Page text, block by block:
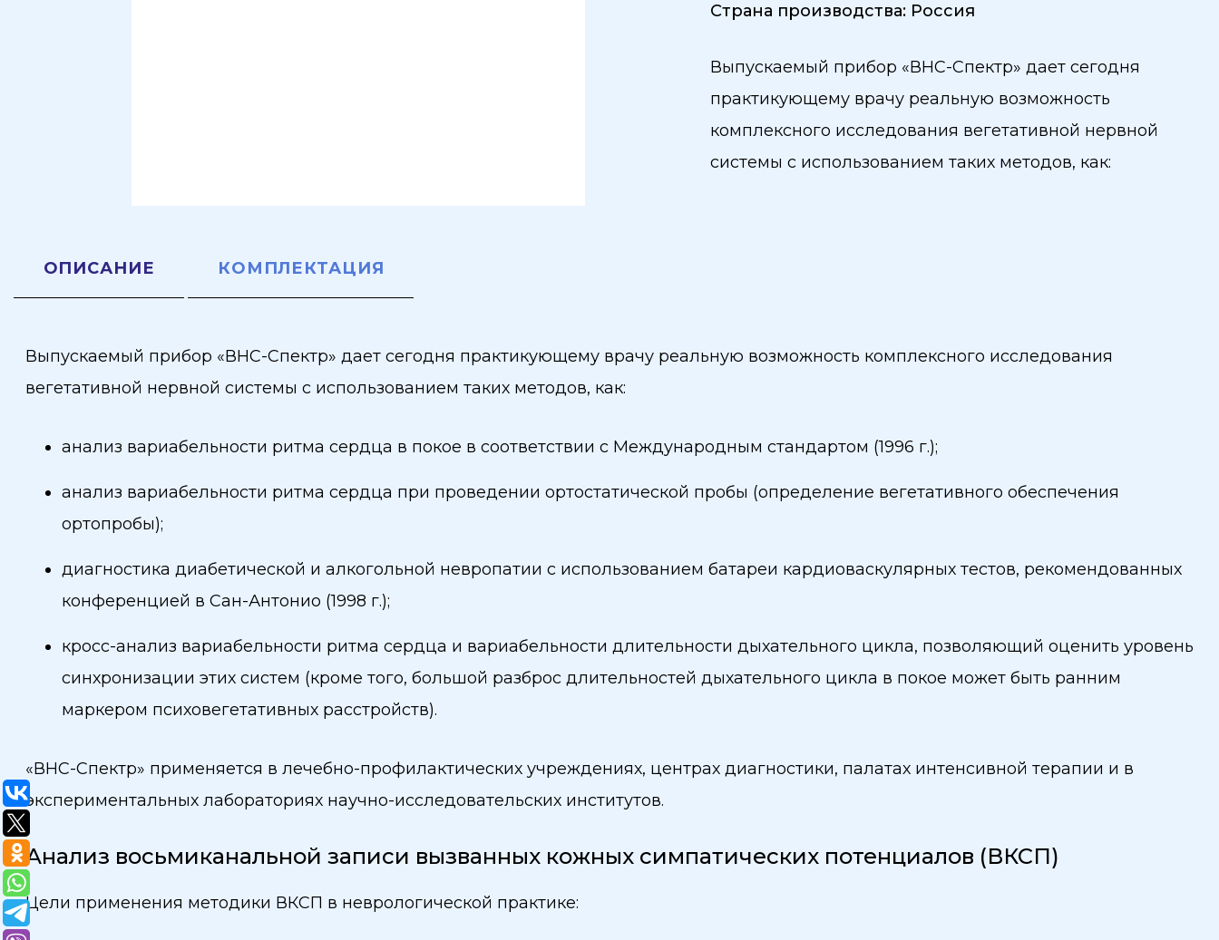
Страна производства: Россия
Выпускаемый прибор «ВНС-Спектр» дает сегодня
практикующему врачу реальную возможность
комплексного исследования вегетативной нервной
системы с использованием таких методов, как:
ОПИСАНИЕ
Выпускаемый прибор «ВНС-Спектр» дает сегодня практикующему врачу реальную возможность комплексного исследования
вегетативной нервной системы с использованием таких методов, как:
анализ вариабельности ритма сердца в покое в соответствии с Международным стандартом (1996 г.);
анализ вариабельности ритма сердца при проведении ортостатической пробы (определение вегетативного обеспечения
ортопробы);
диагностика диабетической и алкогольной невропатии с использованием батареи кардиоваскулярных тестов, рекомендованных
конференцией в Сан-Антонио (1998 г.);
кросс-анализ вариабельности ритма сердца и вариабельности длительности дыхательного цикла, позволяющий оценить уровень
синхронизации этих систем (кроме того, большой разброс длительностей дыхательного цикла в покое может быть ранним
маркером психовегетативных расстройств).
«ВНС-Спектр» применяется в лечебно-профилактических учреждениях, центрах диагностики, палатах интенсивной терапии и в
экспериментальных лабораториях научно-исследовательских институтов.
Анализ восьмиканальной записи вызванных кожных симпатических потенциалов (ВКСП)
Цели применения методики ВКСП в неврологической практике:
КОМПЛЕКТАЦИЯ